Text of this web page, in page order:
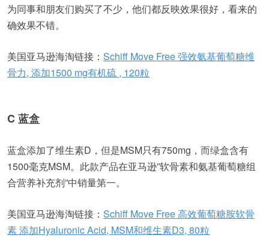
为同事和朋友们购买了不少，他们都反映效果很好，看来的
确效果不错。
美国亚马逊海淘链接： Schiff Move Free 强效氨基葡萄糖维
骨力, 添加1500 mg有机硫 , 120粒
C 蓝盒
蓝盒添加了维生素D，但是MSM只有750mg，而绿盒含有
1500毫克MSM。此款产品在亚马逊”软骨素和氨基葡萄糖组
合营养补充剂”中销量第一。
美国亚马逊海淘链接： Schiff Move Free 高效葡萄糖胺软骨
素 添加Hyaluronic Acid, MSM和维生素D3, 80粒